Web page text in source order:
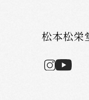
松本松栄